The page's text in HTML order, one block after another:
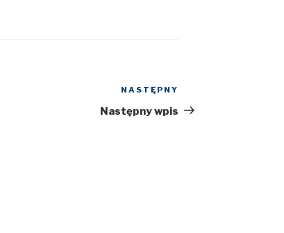
wpis
NASTĘPNY
Następny wpis